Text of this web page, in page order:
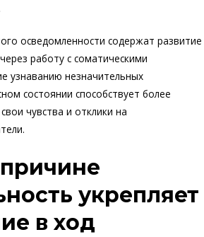
осведомленности содержат развитие
работу с соматическими
узнаванию незначительных
состоянии способствует более
чувства и отклики на
укрепляет
в ход